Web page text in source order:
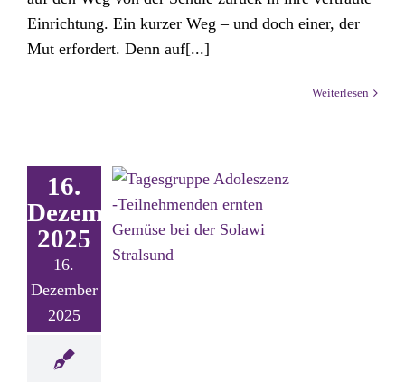
Einrichtung. Ein kurzer Weg – und doch einer, der
Mut erfordert. Denn auf[...]
Weiterlesen
16.
Dezember
2025
16.
Dezember
2025